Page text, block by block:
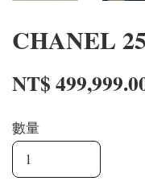
CHANEL
NT$
數量